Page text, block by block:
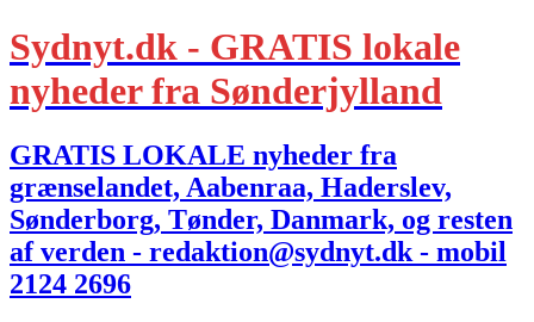
Sydnyt.dk - GRATIS lokale
nyheder fra Sønderjylland
GRATIS LOKALE nyheder fra
grænselandet, Aabenraa, Haderslev,
Sønderborg, Tønder, Danmark, og resten
af verden - redaktion@sydnyt.dk - mobil
2124 2696